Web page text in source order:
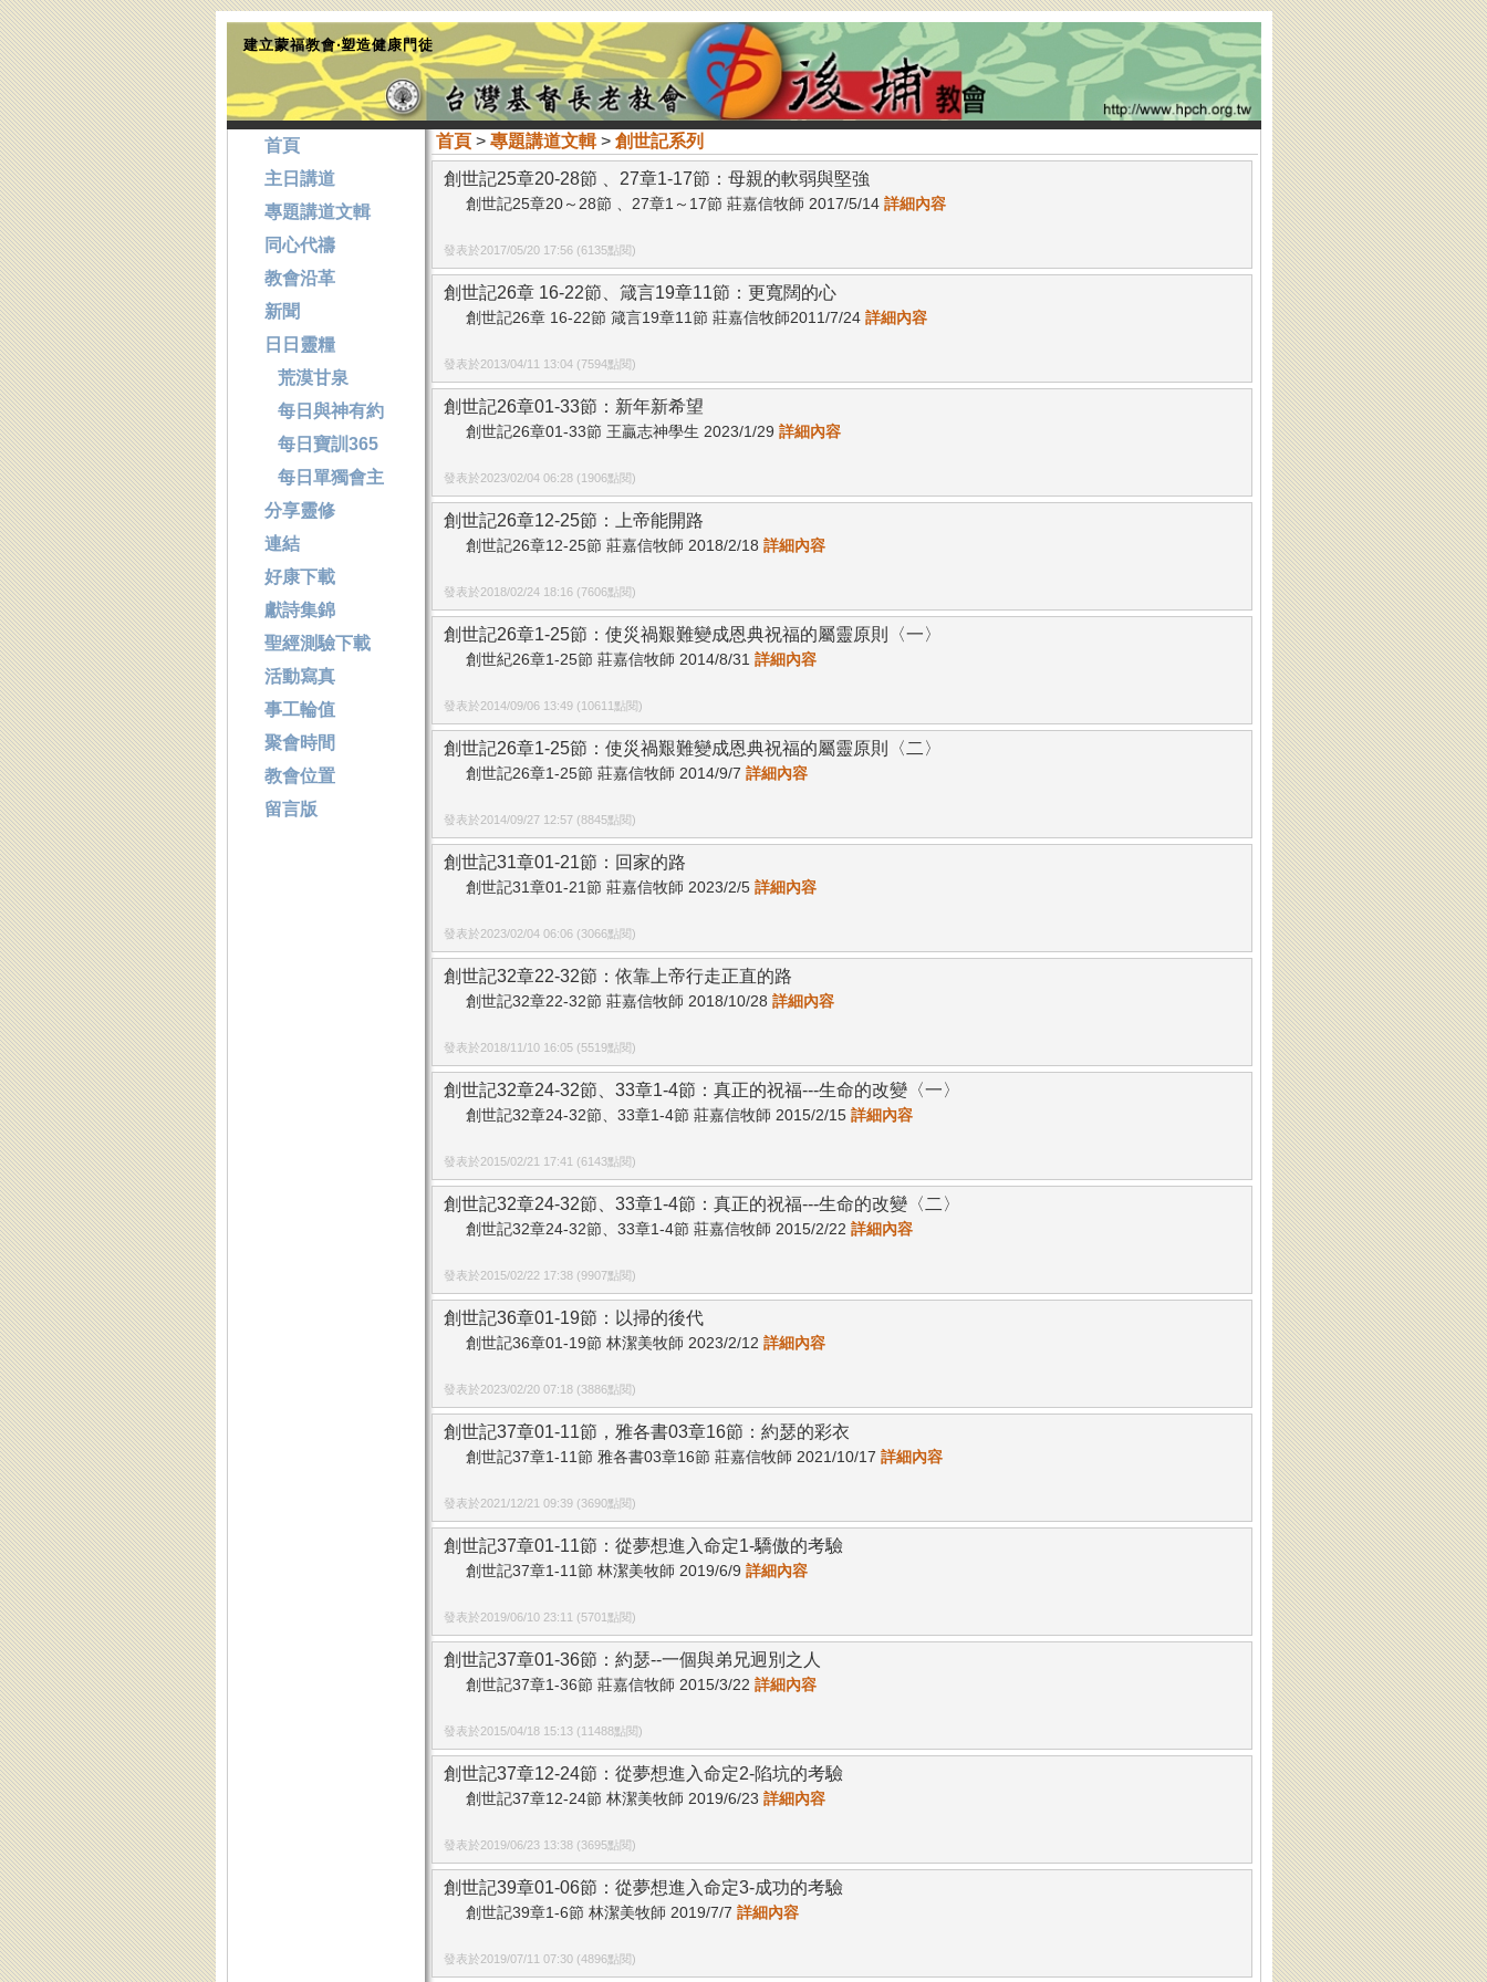
建立蒙福教會‧塑造健康門徒
首頁> 專題講道文輯> 創世記系列
創世記25章20-28節 、27章1-17節：母親的軟弱與堅強
創世記25章20～28節 、27章1～17節 莊嘉信牧師 2017/5/14 詳細內容
發表於2017/05/20 17:56 (6135點閱)
創世記26章 16-22節、箴言19章11節：更寬闊的心
創世記26章 16-22節 箴言19章11節 莊嘉信牧師2011/7/24 詳細內容
發表於2013/04/11 13:04 (7594點閱)
創世記26章01-33節：新年新希望
創世記26章01-33節 王贏志神學生 2023/1/29 詳細內容
發表於2023/02/04 06:28 (1906點閱)
創世記26章12-25節：上帝能開路
創世記26章12-25節 莊嘉信牧師 2018/2/18 詳細內容
發表於2018/02/24 18:16 (7606點閱)
創世記26章1-25節：使災禍艱難變成恩典祝福的屬靈原則〈一〉
創世紀26章1-25節 莊嘉信牧師 2014/8/31 詳細內容
發表於2014/09/06 13:49 (10611點閱)
創世記26章1-25節：使災禍艱難變成恩典祝福的屬靈原則〈二〉
創世記26章1-25節 莊嘉信牧師 2014/9/7 詳細內容
發表於2014/09/27 12:57 (8845點閱)
創世記31章01-21節：回家的路
創世記31章01-21節 莊嘉信牧師 2023/2/5 詳細內容
發表於2023/02/04 06:06 (3066點閱)
創世記32章22-32節：依靠上帝行走正直的路
創世記32章22-32節 莊嘉信牧師 2018/10/28 詳細內容
發表於2018/11/10 16:05 (5519點閱)
創世記32章24-32節、33章1-4節：真正的祝福---生命的改變〈一〉
創世記32章24-32節、33章1-4節 莊嘉信牧師 2015/2/15 詳細內容
發表於2015/02/21 17:41 (6143點閱)
創世記32章24-32節、33章1-4節：真正的祝福---生命的改變〈二〉
創世記32章24-32節、33章1-4節 莊嘉信牧師 2015/2/22 詳細內容
發表於2015/02/22 17:38 (9907點閱)
創世記36章01-19節：以掃的後代
創世記36章01-19節 林潔美牧師 2023/2/12 詳細內容
發表於2023/02/20 07:18 (3886點閱)
創世記37章01-11節，雅各書03章16節：約瑟的彩衣
創世記37章1-11節 雅各書03章16節 莊嘉信牧師 2021/10/17 詳細內容
發表於2021/12/21 09:39 (3690點閱)
創世記37章01-11節：從夢想進入命定1-驕傲的考驗
創世記37章1-11節 林潔美牧師 2019/6/9 詳細內容
發表於2019/06/10 23:11 (5701點閱)
創世記37章01-36節：約瑟--一個與弟兄迥別之人
創世記37章1-36節 莊嘉信牧師 2015/3/22 詳細內容
發表於2015/04/18 15:13 (11488點閱)
創世記37章12-24節：從夢想進入命定2-陷坑的考驗
創世記37章12-24節 林潔美牧師 2019/6/23 詳細內容
發表於2019/06/23 13:38 (3695點閱)
創世記39章01-06節：從夢想進入命定3-成功的考驗
創世記39章1-6節 林潔美牧師 2019/7/7 詳細內容
發表於2019/07/11 07:30 (4896點閱)
首頁
主日講道
專題講道文輯
同心代禱
教會沿革
新聞
日日靈糧
荒漠甘泉
每日與神有約
每日寶訓365
每日單獨會主
分享靈修
連結
好康下載
獻詩集錦
聖經測驗下載
活動寫真
事工輪值
聚會時間
教會位置
留言版